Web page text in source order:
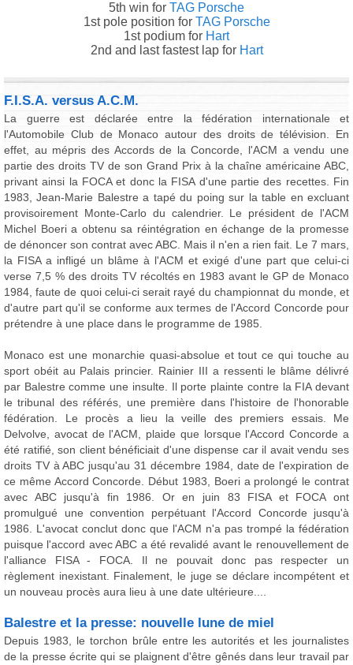
5th win for TAG Porsche
1st pole position for TAG Porsche
1st podium for Hart
2nd and last fastest lap for Hart
F.I.S.A. versus A.C.M.
La guerre est déclarée entre la fédération internationale et
l'Automobile Club de Monaco autour des droits de télévision. En
effet, au mépris des Accords de la Concorde, l'ACM a vendu une
partie des droits TV de son Grand Prix à la chaîne américaine ABC,
privant ainsi la FOCA et donc la FISA d'une partie des recettes. Fin
1983, Jean-Marie Balestre a tapé du poing sur la table en excluant
provisoirement Monte-Carlo du calendrier. Le président de l'ACM
Michel Boeri a obtenu sa réintégration en échange de la promesse
de dénoncer son contrat avec ABC. Mais il n'en a rien fait. Le 7 mars,
la FISA a infligé un blâme à l'ACM et exigé d'une part que celui-ci
verse 7,5 % des droits TV récoltés en 1983 avant le GP de Monaco
1984, faute de quoi celui-ci serait rayé du championnat du monde, et
d'autre part qu'il se conforme aux termes de l'Accord Concorde pour
prétendre à une place dans le programme de 1985.
Monaco est une monarchie quasi-absolue et tout ce qui touche au
sport obéit au Palais princier. Rainier III a ressenti le blâme délivré
par Balestre comme une insulte. Il porte plainte contre la FIA devant
le tribunal des référés, une première dans l'histoire de l'honorable
fédération. Le procès a lieu la veille des premiers essais. Me
Delvolve, avocat de l'ACM, plaide que lorsque l'Accord Concorde a
été ratifié, son client bénéficiait d'une dispense car il avait vendu ses
droits TV à ABC jusqu'au 31 décembre 1984, date de l'expiration de
ce même Accord Concorde. Début 1983, Boeri a prolongé le contrat
avec ABC jusqu'à fin 1986. Or en juin 83 FISA et FOCA ont
promulgué une convention perpétuant l'Accord Concorde jusqu'à
1986. L'avocat conclut donc que l'ACM n'a pas trompé la fédération
puisque l'accord avec ABC a été revalidé avant le renouvellement de
l'alliance FISA - FOCA. Il ne pouvait donc pas respecter un
règlement inexistant. Finalement, le juge se déclare incompétent et
un nouveau procès aura lieu à une date ultérieure....
Balestre et la presse: nouvelle lune de miel
Depuis 1983, le torchon brûle entre les autorités et les journalistes
de la presse écrite qui se plaignent d'être gênés dans leur travail par